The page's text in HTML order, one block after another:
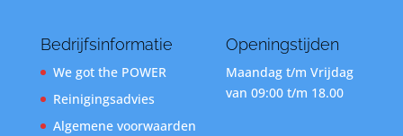
Bedrijfsinformatie
We got the POWER
Reinigingsadvies
Algemene voorwaarden
Openingstijden
Maandag t/m Vrijdag
van 09:00 t/m 18.00